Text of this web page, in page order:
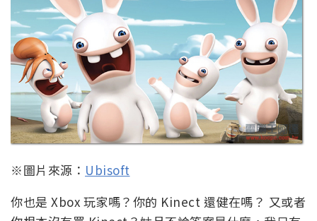
※圖片來源： Ubisoft
你也是 Xbox 玩家嗎？你的 Kinect 還健在嗎？ 又或者